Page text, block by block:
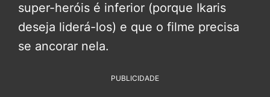
super-heróis é inferior (porque Ikaris
deseja liderá-los) e que o filme precisa
se ancorar nela.
PUBLICIDADE